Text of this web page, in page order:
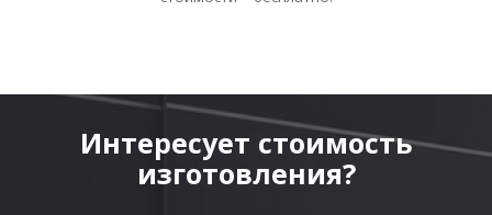
Интересует стоимость
изготовления?